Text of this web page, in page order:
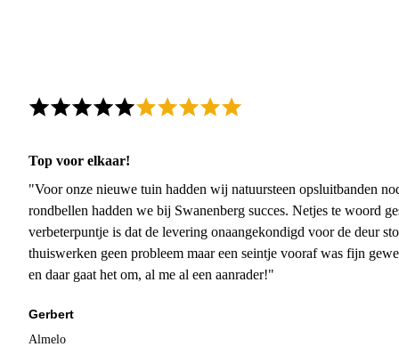
Top voor elkaar!
"Voor onze nieuwe tuin hadden wij natuursteen opsluitbanden
rondbellen hadden we bij Swanenberg succes. Netjes te woord
verbeterpuntje is dat de levering onaangekondigd voor de deur
thuiswerken geen probleem maar een seintje vooraf was fijn
en daar gaat het om, al me al een aanrader!"
Gerbert
Almelo